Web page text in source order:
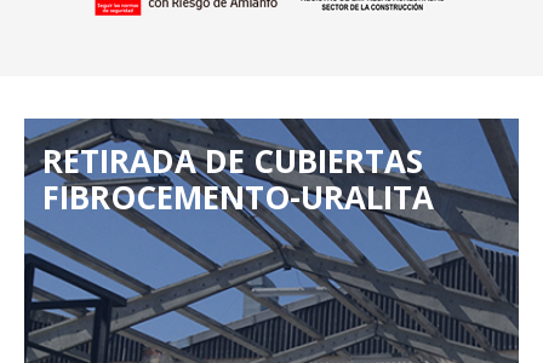
RETIRADA DE CUBIERTAS
FIBROCEMENTO-URALITA